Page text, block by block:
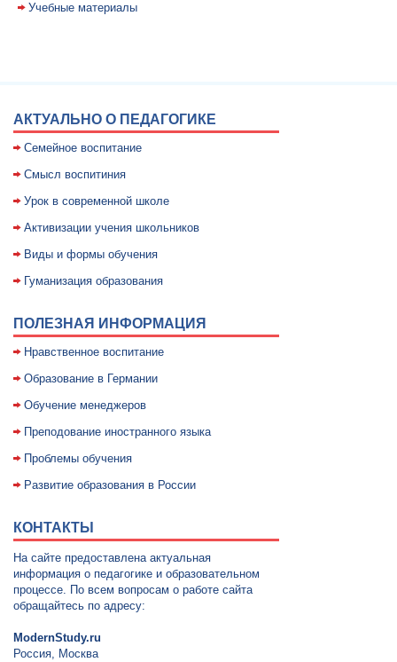
Учебные материалы
АКТУАЛЬНО О ПЕДАГОГИКЕ
Семейное воспитание
Смысл воспитиния
Уpок в совpеменной школе
Активизации учения школьников
Виды и формы обучения
Гуманизация образования
ПОЛЕЗНАЯ ИНФОРМАЦИЯ
Нравственное воспитание
Образование в Германии
Обучение менеджеров
Преподование иностранного языка
Проблемы обучения
Развитие образования в России
КОНТАКТЫ
На сайте предоставлена актуальная
информация о педагогике и образовательном
процессе. По всем вопросам о работе сайта
обращайтесь по адресу:
ModernStudy.ru
Россия, Москва